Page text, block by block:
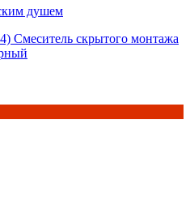
душем
Смеситель скрытого монтажа